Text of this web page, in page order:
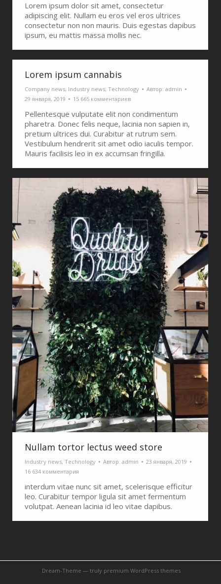
Lorem ipsum dolor sit amet, consectetur
adipiscing elit. Nullam eu eros vel eros ultrices
consectetur non non mauris. Duis egestas dapibus
ipsum, eu mattis massa mollis nec.
Lorem ipsum cannabis
Company news, Industry news, Technology Автор: admin
29 января, 2019
15 665 комментариев
Pellentesque vulputate elit non condimentum
pharetra. Donec felis neque, lacinia non sapien in,
pretium ultrices dui. Curabitur at rutrum sem.
Vestibulum hendrerit sit amet odio iaculis tempor.
Mauris facilisis leo in ex accumsan fringilla.
Nullam tortor lectus weed store
Industry news, Technology Автор: admin
23 января, 2019
16 634 комментария
interdum vitae nunc sit amet, scelerisque efficitur
leo. Curabitur tempor ligula sit amet fermentum
volutpat. Aenean lacinia id leo vitae dapibus.
Dream-Theme — truly premium WordPress themes